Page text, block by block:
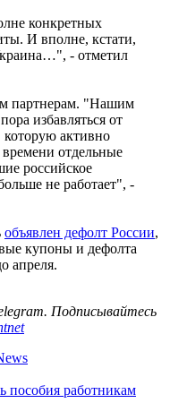
конкретных
И вполне, кстати,
- отметил
партнерам. "Нашим
избавляться от
активно
отдельные
российское
не работает", -
объявлен дефолт России,
купоны и дефолта
апреля.
Подписывайтесь
пособия работникам